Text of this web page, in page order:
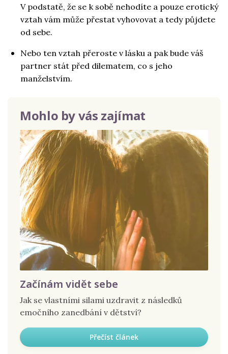
V podstatě, že se k sobě nehodíte a pouze erotický
vztah vám může přestat vyhovovat a tedy půjdete
od sebe.
Nebo ten vztah přeroste v lásku a pak bude váš
partner stát před dilematem, co s jeho
manželstvím.
Mohlo by vás zajímat
Začínám vidět sebe
Jak se vlastními silami uzdravit z následků
emočního zanedbání v dětství?
Přečíst článek